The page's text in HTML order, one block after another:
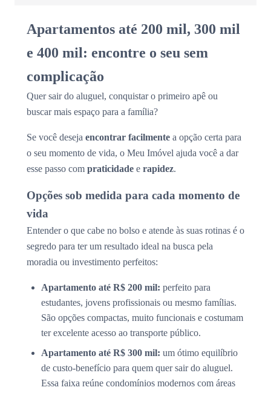
Apartamentos até 200 mil, 300 mil
e 400 mil: encontre o seu sem
complicação
Quer sair do aluguel, conquistar o primeiro apê ou
buscar mais espaço para a família?
Se você deseja encontrar facilmente a opção certa para
o seu momento de vida, o Meu Imóvel ajuda você a dar
esse passo com praticidade e rapidez.
Opções sob medida para cada momento de
vida
Entender o que cabe no bolso e atende às suas rotinas é o
segredo para ter um resultado ideal na busca pela
moradia ou investimento perfeitos:
Apartamento até R$ 200 mil: perfeito para
estudantes, jovens profissionais ou mesmo famílias.
São opções compactas, muito funcionais e costumam
ter excelente acesso ao transporte público.
Apartamento até R$ 300 mil: um ótimo equilíbrio
de custo-benefício para quem quer sair do aluguel.
Essa faixa reúne condomínios modernos com áreas